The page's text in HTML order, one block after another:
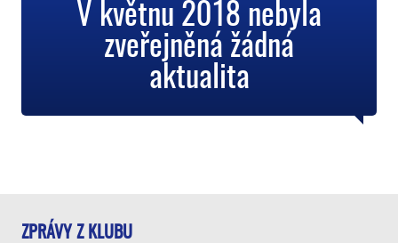
V květnu 2018 nebyla
zveřejněná žádná
aktualita
ZPRÁVY Z KLUBU